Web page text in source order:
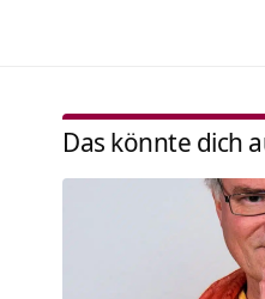
Das könnte dich